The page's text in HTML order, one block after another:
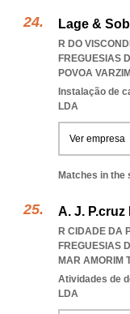
Lage &
R DO
FREGUESIAS
POVOA
Instalação de
LDA
Ver empresa
Matches in the
A. J.
R CIDADE DA
FREGUESIAS
MAR AMORIM
Atividades de
LDA